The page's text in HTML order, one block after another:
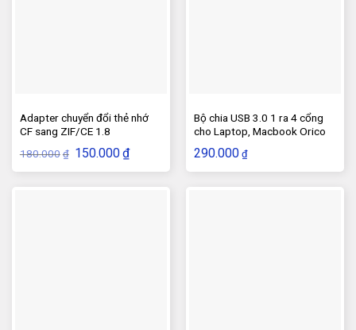
Adapter chuyển đổi thẻ nhớ
CF sang ZIF/CE 1.8
180.000 ₫ Giá
gốc
là:
150.000₫Giá
hiện
tại
Bộ chia USB 3.0 1 ra 4 cổng
cho Laptop, Macbook Orico
290.000 ₫